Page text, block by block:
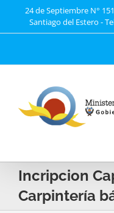
24 de Septiembre N°
Santiago del Estero -
Incripcion
Carpintería